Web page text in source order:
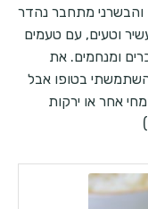
מתחבר נהדר
וטעים, עם טעמים
ומנחמים. את
בטופו אבל
אחר או ירקות